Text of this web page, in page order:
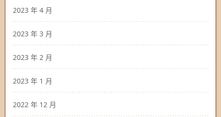
2023 年 4 月
2023 年 3 月
2023 年 2 月
2023 年 1 月
2022 年 12 月